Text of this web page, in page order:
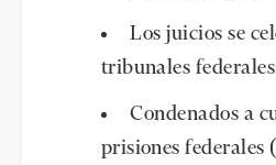
Los juicios se
tribunales
Condenados a
prisiones federales